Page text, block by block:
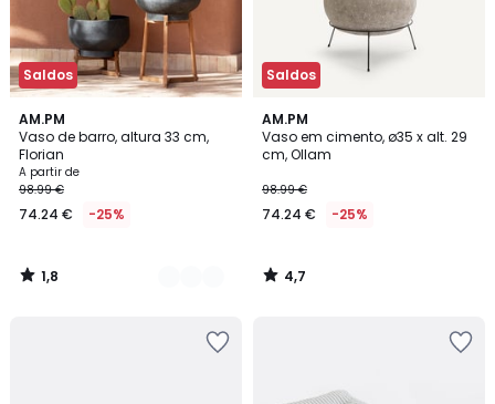
Saldos
AM.PM
Vaso de barro, altura 33 cm,
Florian
A partir de
98.99 €
74.24 € -25%
1,8
/
5
3
Cores
1,8
/
Saldos
AM.PM
Vaso em cimento, ø35 x alt. 29
cm, Ollam
98.99 €
74.24 € -25%
4,7
/ 5
4,7
/